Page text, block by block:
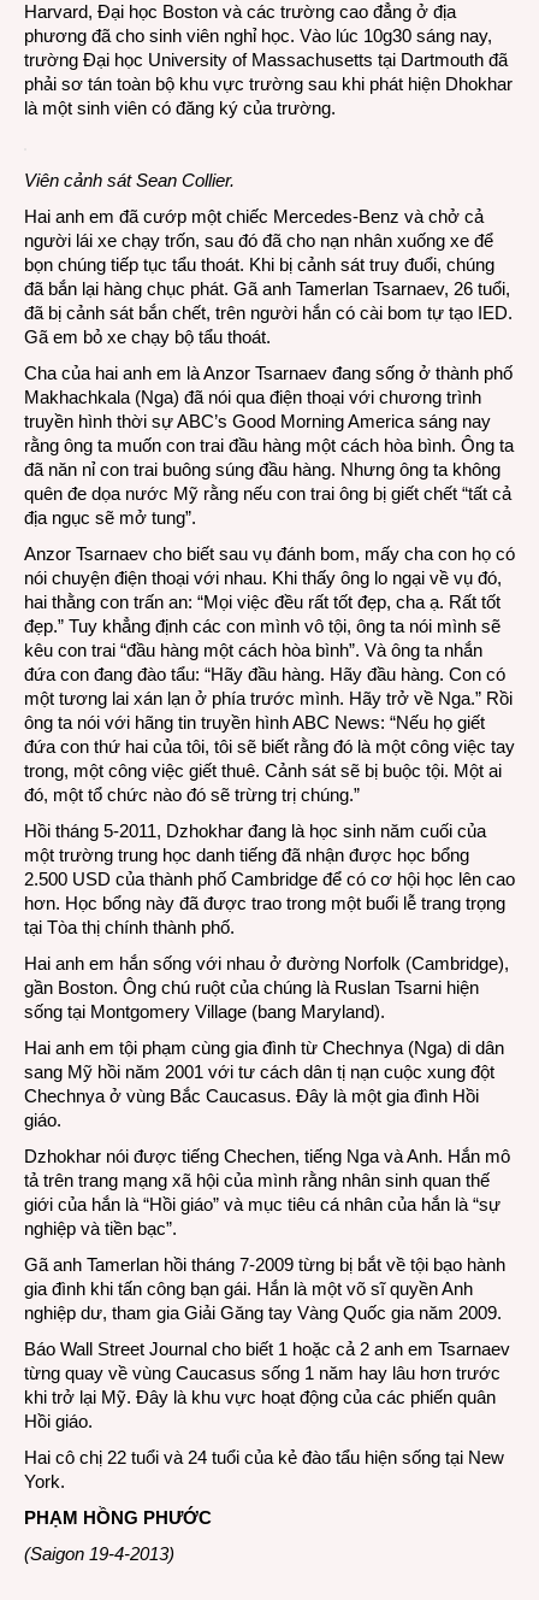
Harvard, Đại học Boston và các trường cao đẳng ở địa
phương đã cho sinh viên nghỉ học. Vào lúc 10g30 sáng nay,
trường Đại học University of Massachusetts tại Dartmouth đã
phải sơ tán toàn bộ khu vực trường sau khi phát hiện Dhokhar
là một sinh viên có đăng ký của trường.
Viên cảnh sát Sean Collier.
Hai anh em đã cướp một chiếc Mercedes-Benz và chở cả
người lái xe chạy trốn, sau đó đã cho nạn nhân xuống xe để
bọn chúng tiếp tục tẩu thoát. Khi bị cảnh sát truy đuổi, chúng
đã bắn lại hàng chục phát. Gã anh Tamerlan Tsarnaev, 26 tuổi,
đã bị cảnh sát bắn chết, trên người hắn có cài bom tự tạo IED.
Gã em bỏ xe chạy bộ tẩu thoát.
Cha của hai anh em là Anzor Tsarnaev đang sống ở thành phố
Makhachkala (Nga) đã nói qua điện thoại với chương trình
truyền hình thời sự ABC’s Good Morning America sáng nay
rằng ông ta muốn con trai đầu hàng một cách hòa bình. Ông ta
đã năn nỉ con trai buông súng đầu hàng. Nhưng ông ta không
quên đe dọa nước Mỹ rằng nếu con trai ông bị giết chết “tất cả
địa ngục sẽ mở tung”.
Anzor Tsarnaev cho biết sau vụ đánh bom, mấy cha con họ có
nói chuyện điện thoại với nhau. Khi thấy ông lo ngại về vụ đó,
hai thằng con trấn an: “Mọi việc đều rất tốt đẹp, cha ạ. Rất tốt
đẹp.” Tuy khẳng định các con mình vô tội, ông ta nói mình sẽ
kêu con trai “đầu hàng một cách hòa bình”. Và ông ta nhắn
đứa con đang đào tẩu: “Hãy đầu hàng. Hãy đầu hàng. Con có
một tương lai xán lạn ở phía trước mình. Hãy trở về Nga.” Rồi
ông ta nói với hãng tin truyền hình ABC News: “Nếu họ giết
đứa con thứ hai của tôi, tôi sẽ biết rằng đó là một công việc tay
trong, một công việc giết thuê. Cảnh sát sẽ bị buộc tội. Một ai
đó, một tổ chức nào đó sẽ trừng trị chúng.”
Hồi tháng 5-2011, Dzhokhar đang là học sinh năm cuối của
một trường trung học danh tiếng đã nhận được học bổng
2.500 USD của thành phố Cambridge để có cơ hội học lên cao
hơn. Học bổng này đã được trao trong một buổi lễ trang trọng
tại Tòa thị chính thành phố.
Hai anh em hắn sống với nhau ở đường Norfolk (Cambridge),
gần Boston. Ông chú ruột của chúng là Ruslan Tsarni hiện
sống tại Montgomery Village (bang Maryland).
Hai anh em tội phạm cùng gia đình từ Chechnya (Nga) di dân
sang Mỹ hồi năm 2001 với tư cách dân tị nạn cuộc xung đột
Chechnya ở vùng Bắc Caucasus. Đây là một gia đình Hồi
giáo.
Dzhokhar nói được tiếng Chechen, tiếng Nga và Anh. Hắn mô
tả trên trang mạng xã hội của mình rằng nhân sinh quan thế
giới của hắn là “Hồi giáo” và mục tiêu cá nhân của hắn là “sự
nghiệp và tiền bạc”.
Gã anh Tamerlan hồi tháng 7-2009 từng bị bắt về tội bạo hành
gia đình khi tấn công bạn gái. Hắn là một võ sĩ quyền Anh
nghiệp dư, tham gia Giải Găng tay Vàng Quốc gia năm 2009.
Báo Wall Street Journal cho biết 1 hoặc cả 2 anh em Tsarnaev
từng quay về vùng Caucasus sống 1 năm hay lâu hơn trước
khi trở lại Mỹ. Đây là khu vực hoạt động của các phiến quân
Hồi giáo.
Hai cô chị 22 tuổi và 24 tuổi của kẻ đào tẩu hiện sống tại New
York.
PHẠM HỒNG PHƯỚC
(Saigon 19-4-2013)